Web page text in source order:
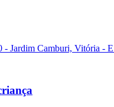
Jardim Camburi, Vitória -